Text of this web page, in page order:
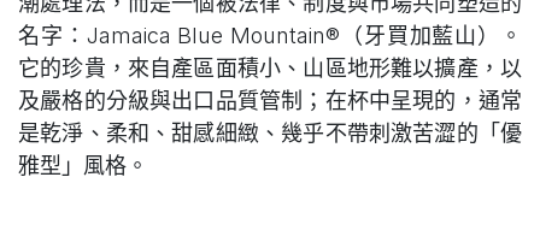
名字：Jamaica Blue Mountain®（牙買加藍山）。
它的珍貴，來自產區面積小、山區地形難以擴產，以
及嚴格的分級與出口品質管制；在杯中呈現的，通常
是乾淨、柔和、甜感細緻、幾乎不帶刺激苦澀的「優
雅型」風格。